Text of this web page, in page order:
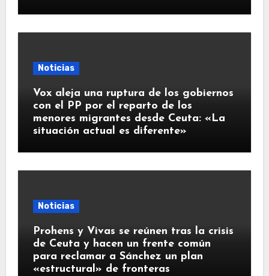
Noticias
Vox aleja una ruptura de los gobiernos
con el PP por el reparto de los
menores migrantes desde Ceuta: «La
situación actual es diferente»
Noticias
Prohens y Vivas se reúnen tras la crisis
de Ceuta y hacen un frente común
para reclamar a Sánchez un plan
«estructural» de fronteras